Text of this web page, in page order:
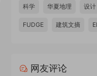
科学 华夏地理 设计
FUDGE 建筑文摘
网友评论